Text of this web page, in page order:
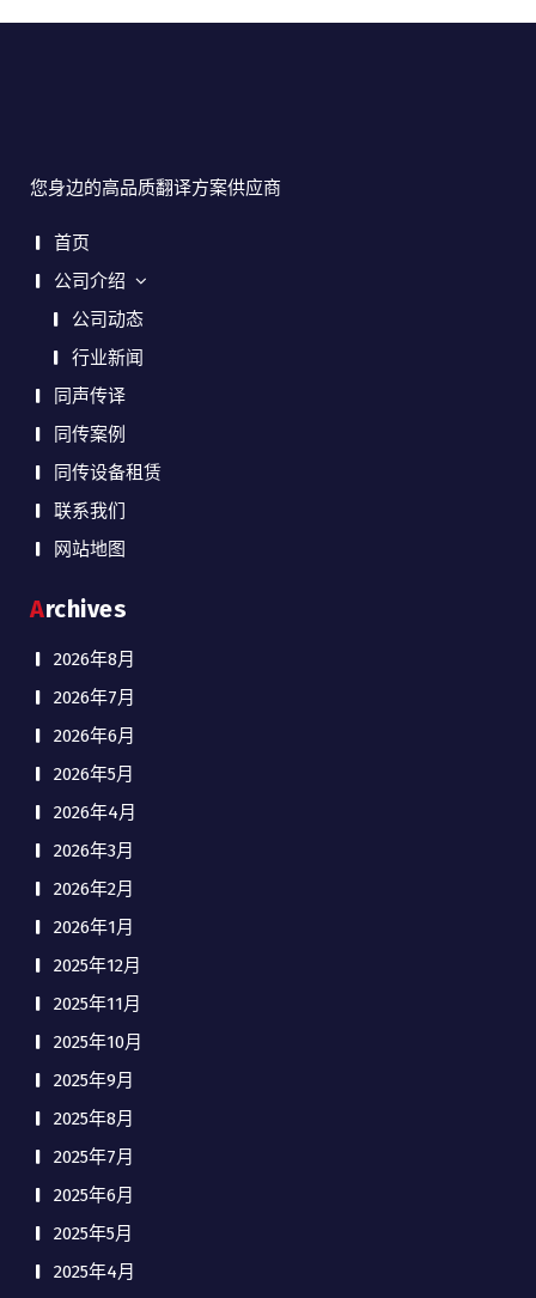
您身边的高品质翻译方案供应商
首页
公司介绍
公司动态
行业新闻
同声传译
同传案例
同传设备租赁
联系我们
网站地图
Archives
2026年8月
2026年7月
2026年6月
2026年5月
2026年4月
2026年3月
2026年2月
2026年1月
2025年12月
2025年11月
2025年10月
2025年9月
2025年8月
2025年7月
2025年6月
2025年5月
2025年4月